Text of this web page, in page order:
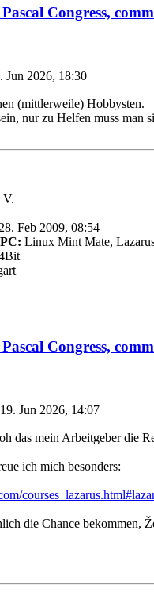
Congress,
Jun 2026, 18:30
(mittlerweile) Hobbysten.
nur zu Helfen muss man
V.
Feb 2009, 08:54
Linux Mint Mate,
Congress,
Jun 2026, 14:07
das mein Arbeitgeber die
ich mich besonders:
die Chance bekommen,